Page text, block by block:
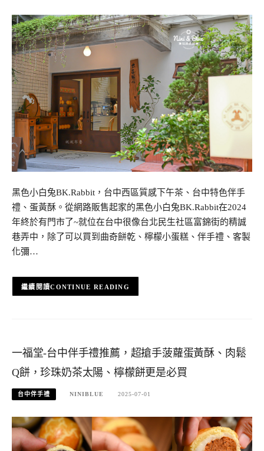
黑色小白兔BK.Rabbit，台中西區質感下午茶、台中特色伴手
禮、蛋黃酥。從網路販售起家的黑色小白兔BK.Rabbit在2024
年終於有門市了~就位在台中很像台北民生社區富錦街的精誠
巷弄中，除了可以買到曲奇餅乾、檸檬小蛋糕、伴手禮、客製
化彌…
CONTINUE READING
一福堂-台中伴手禮推薦，超搶手菠蘿蛋黃酥、肉鬆
Q餅，珍珠奶茶太陽、檸檬餅更是必買
台中伴手禮 NINIBLUE 2025-07-01